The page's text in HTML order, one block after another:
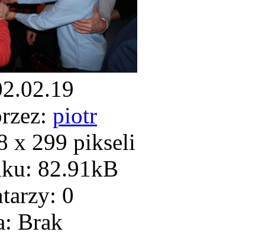
piotr
x 299 pikseli
82.91kB
0
Brak